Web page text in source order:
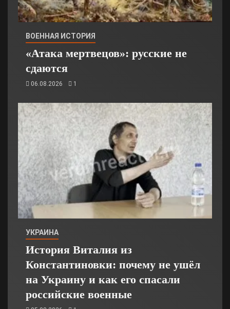
ВОЕННАЯ ИСТОРИЯ
«Атака мертвецов»: русские не
сдаются
06.08.2026 1
УКРАИНА
История Виталия из
Константиновки: почему не ушёл
на Украину и как его спасали
российские военные